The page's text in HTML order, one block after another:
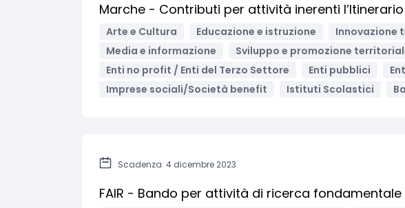
Marche - Contributi per attività inerenti
Arte e Cultura Educazione e istruzione
Innovazione
Media e informazione
Sviluppo e promozione
Enti no profit / Enti del Terzo Settore
Enti pubblici
Imprese sociali/Società benefit
Istituti Scolastici
Scadenza: 4 dicembre 2023
FAIR - Bando per attività di ricerca